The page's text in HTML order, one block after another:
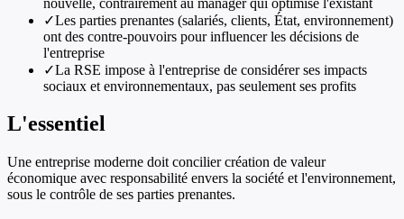
✓Les parties prenantes (salariés, clients, État, environnement)
ont des contre-pouvoirs pour influencer les décisions de
l'entreprise
✓La RSE impose à l'entreprise de considérer ses impacts
sociaux et environnementaux, pas seulement ses profits
L'essentiel
Une entreprise moderne doit concilier création de valeur
économique avec responsabilité envers la société et l'environnement,
sous le contrôle de ses parties prenantes.